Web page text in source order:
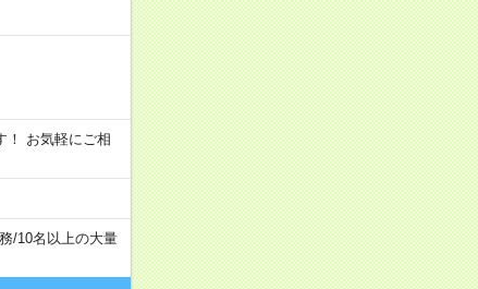
！ お気軽にご相
/10名以上の大量